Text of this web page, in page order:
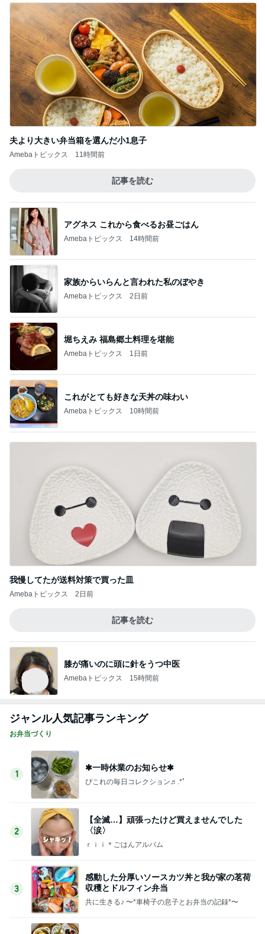
夫より大きい弁当箱を選んだ小1息子
Amebaトピックス 11時間前
記事を読む
アグネス これから食べるお昼ごはん
Amebaトピックス 14時間前
家族からいらんと言われた私のぼやき
Amebaトピックス 2日前
堀ちえみ 福島郷土料理を堪能
Amebaトピックス 1日前
これがとても好きな天丼の味わい
Amebaトピックス 10時間前
我慢してたが送料対策で買った皿
Amebaトピックス 2日前
記事を読む
膝が痛いのに頭に針をうつ中医
Amebaトピックス 15時間前
ジャンル人気記事ランキング
お弁当づくり
1
✱一時休業のお知らせ✱
ぴこれの毎日コレクション♬.*ﾟ
2
【全滅…】頑張ったけど買えませんでした
〈涙〉
ｒｉｉ＊ごはんアルバム
3
感動した分厚いソースカツ丼と我が家の茗荷
収穫とドルフィン弁当
共に生きる♪ 〜*車椅子の息子とお弁当の記録*〜